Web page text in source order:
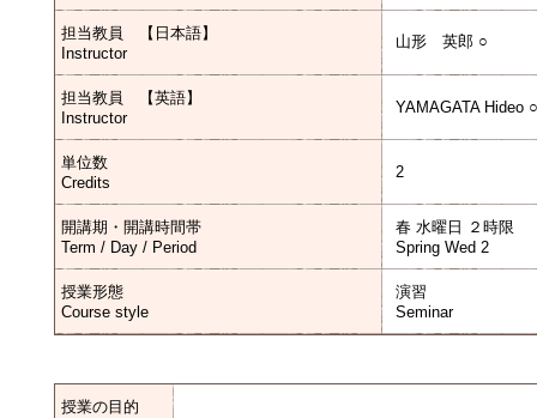
担当教員 【日本語】
Instructor
山形 英郎 ○
担当教員 【英語】
Instructor
YAMAGATA Hideo ○
単位数
Credits
2
開講期・開講時間帯
Term / Day / Period
春 水曜日 ２時限
Spring Wed 2
授業形態
Course style
演習
Seminar
授業の目的